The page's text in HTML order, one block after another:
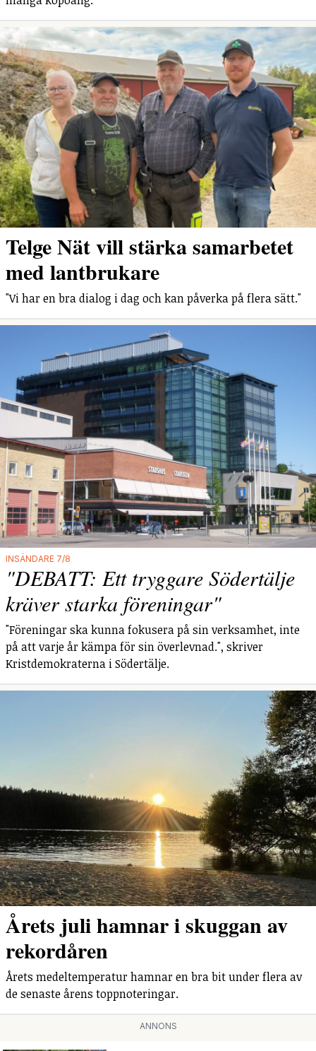
Telge Nät vill stärka samarbetet
med lantbrukare
"Vi har en bra dialog i dag och kan påverka på flera sätt."
INSÄNDARE 7/8
"DEBATT: Ett tryggare Södertälje
kräver starka föreningar"
"Föreningar ska kunna fokusera på sin verksamhet, inte
på att varje år kämpa för sin överlevnad.", skriver
Kristdemokraterna i Södertälje.
Årets juli hamnar i skuggan av
rekordåren
Årets medeltemperatur hamnar en bra bit under flera av
de senaste årens toppnoteringar.
ANNONS